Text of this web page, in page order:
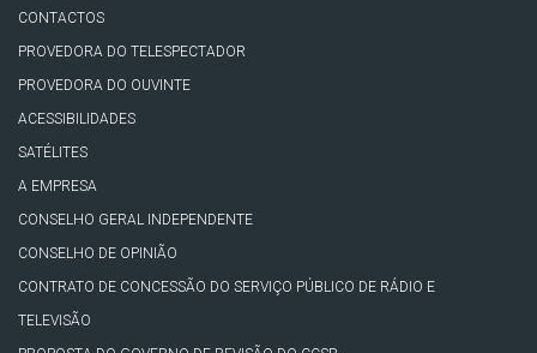
CONTACTOS
PROVEDORA DO TELESPECTADOR
PROVEDORA DO OUVINTE
ACESSIBILIDADES
SATÉLITES
A EMPRESA
CONSELHO GERAL INDEPENDENTE
CONSELHO DE OPINIÃO
CONTRATO DE CONCESSÃO DO SERVIÇO PÚBLICO DE RÁDIO E
TELEVISÃO